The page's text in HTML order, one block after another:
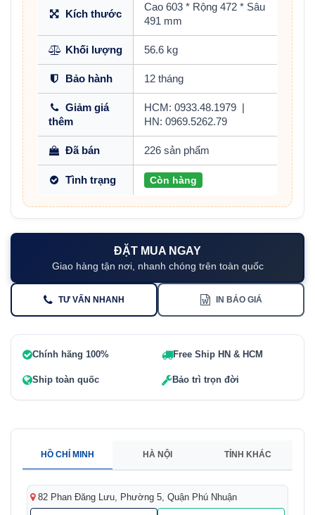
Kích thước
Cao 603 * Rộng 472 * Sâu
491 mm
Khối lượng 56.6 kg
Bảo hành 12 tháng
Giảm giá
thêm
HCM: 0933.48.1979
HN: 0969.5262.79
Đã bán 226 sản phẩm
Tình trạng Còn hàng
ĐẶT MUA NGAY
Giao hàng tận nơi, nhanh chóng trên toàn quốc
TƯ VẤN NHANH IN BÁO GIÁ
Chính hãng 100% Free Ship HN & HCM
Ship toàn quốc Bảo trì trọn đời
HỒ CHÍ MINH HÀ NỘI TỈNH KHÁC
82 Phan Đăng Lưu, Phường 5, Quận Phú Nhuận